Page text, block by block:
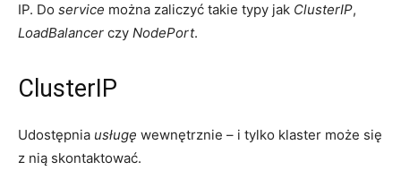
IP. Do service można zaliczyć takie typy jak ClusterIP,
LoadBalancer czy NodePort.
ClusterIP
Udostępnia usługę wewnętrznie – i tylko klaster może się
z nią skontaktować.